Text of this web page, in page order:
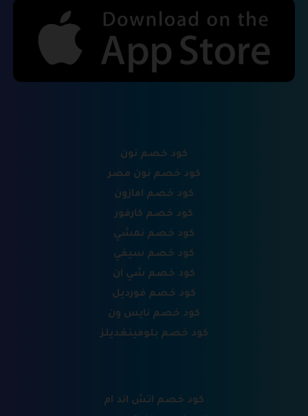
كود خصم نون
كود خصم نون مصر
كود خصم امازون
كود خصم كارفور
كود خصم نمشي
كود خصم سيفي
كود خصم شي ان
كود خصم فورديل
كود خصم نايس ون
كود خصم بلومينغديلز
كود خصم اتش اند ام